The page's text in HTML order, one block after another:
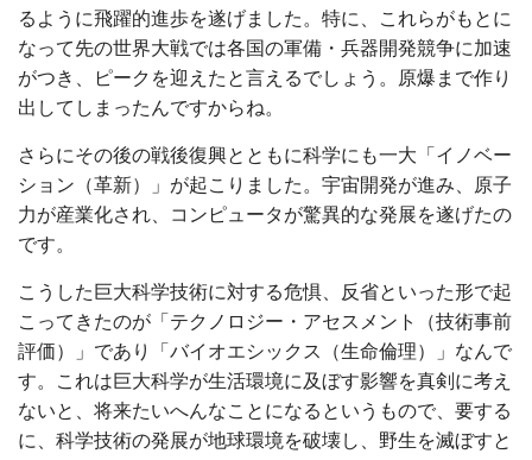
るように飛躍的進歩を遂げました。特に、これらがもとに
なって先の世界大戦では各国の軍備・兵器開発競争に加速
がつき、ピークを迎えたと言えるでしょう。原爆まで作り
出してしまったんですからね。
さらにその後の戦後復興とともに科学にも一大「イノベー
ション（革新）」が起こりました。宇宙開発が進み、原子
力が産業化され、コンピュータが驚異的な発展を遂げたの
です。
こうした巨大科学技術に対する危惧、反省といった形で起
こってきたのが「テクノロジー・アセスメント（技術事前
評価）」であり「バイオエシックス（生命倫理）」なんで
す。これは巨大科学が生活環境に及ぼす影響を真剣に考え
ないと、将来たいへんなことになるというもので、要する
に、科学技術の発展が地球環境を破壊し、野生を滅ぼすと